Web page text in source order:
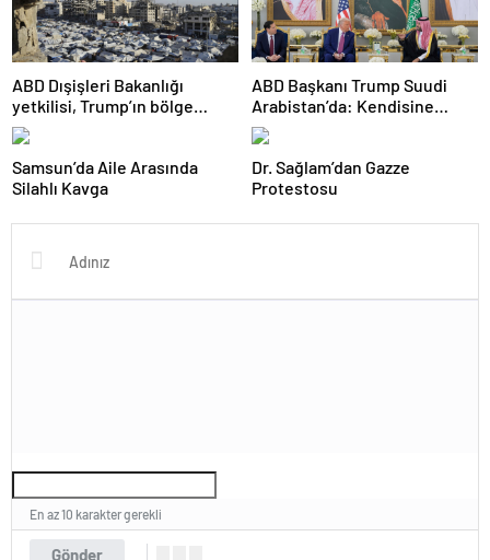
ABD Dışişleri Bakanlığı
yetkilisi, Trump’ın bölge
ziyaretinde Gazze’de
ateşkesin gündemde
olacağını söyledi
ABD Başkanı Trump Suudi
Arabistan’da: Kendisine
ikram edilen kahveyi içmedi
Samsun’da Aile Arasında
Silahlı Kavga
Dr. Sağlam’dan Gazze
Protestosu
Gönder
En az 10 karakter gerekli